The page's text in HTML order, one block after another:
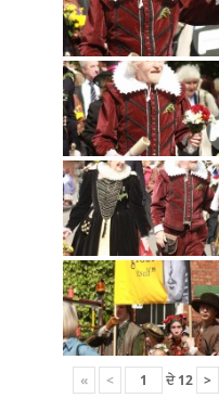
« < ਦੇ12 >